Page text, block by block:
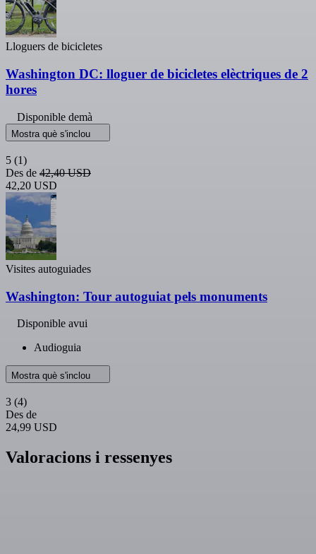
Lloguers de bicicletes
Washington DC: lloguer de bicicletes elèctriques de 2
hores
Disponible demà
Mostra què s'inclou
5 (1)
Des de 42,40 USD
42,20 USD
Visites autoguiades
Washington: Tour autoguiat pels monuments
Disponible avui
Audioguia
Mostra què s'inclou
3 (4)
Des de
24,99 USD
Valoracions i ressenyes